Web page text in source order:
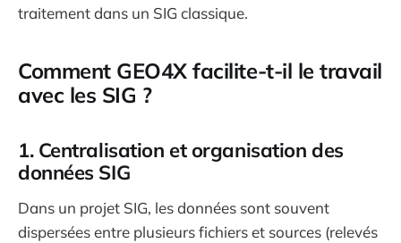
traitement dans un SIG classique.
Comment GEO4X facilite-t-il le travail
avec les SIG ?
1. Centralisation et organisation des
données SIG
Dans un projet SIG, les données sont souvent
dispersées entre plusieurs fichiers et sources (relevés